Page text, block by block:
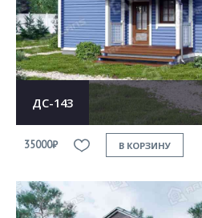
ДС-143
35000₽ В КОРЗИНУ